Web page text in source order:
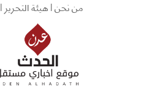
من نحن |هيئة التحرير |